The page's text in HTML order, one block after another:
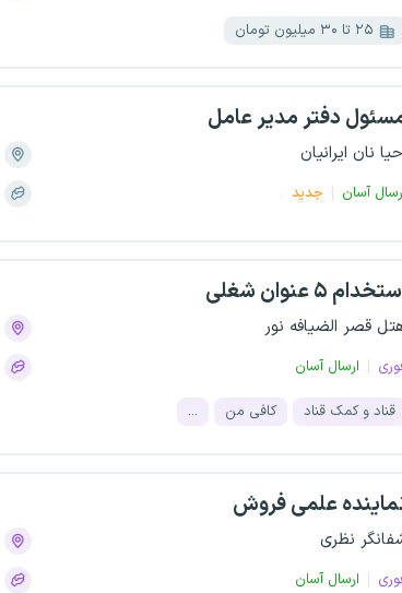
۲۵ تا ۳۰ میلیون تومان
دفتر مدیر عامل
نان ایرانیان
آسان جدید
۵ عنوان شغلی
قصر الضیافه نور
ارسال آسان
قناد و کمک قناد کافی من ...
علمی فروش
نظری
ارسال آسان